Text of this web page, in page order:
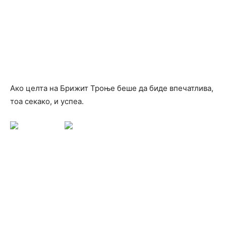
Ако целта на Брижит Троње беше да биде впечатлива,
тоа секако, и успеа.